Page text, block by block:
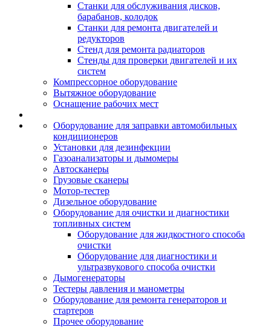
Станки для обслуживания дисков,
барабанов, колодок
Станки для ремонта двигателей и
редукторов
Стенд для ремонта радиаторов
Стенды для проверки двигателей и их
систем
Компрессорное оборудование
Вытяжное оборудование
Оснащение рабочих мест
Оборудование для заправки автомобильных
кондиционеров
Установки для дезинфекции
Газоанализаторы и дымомеры
Автосканеры
Грузовые сканеры
Мотор-тестер
Дизельное оборудование
Оборудование для очистки и диагностики
топливных систем
Оборудование для жидкостного способа
очистки
Оборудование для диагностики и
ультразвукового способа очистки
Дымогенераторы
Тестеры давления и манометры
Оборудование для ремонта генераторов и
стартеров
Прочее оборудование